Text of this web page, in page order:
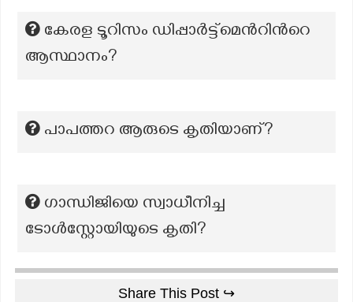
കേരള ടൂറിസം ഡിപ്പാര്‍ട്ട്മെന്‍റിന്‍റെ
ആസ്ഥാനം?
പാപത്തറ ആരുടെ കൃതിയാണ്?
ഗാന്ധിജിയെ സ്വാധീനിച്ച
ടോൾസ്റ്റോയിയുടെ കൃതി?
Share This Post ↪